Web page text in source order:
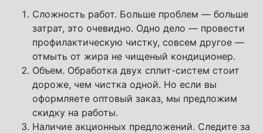
Сложность работ. Больше проблем — больше
затрат, это очевидно. Одно дело — провести
профилактическую чистку, совсем другое —
отмыть от жира не чищеный кондиционер.
Объем. Обработка двух сплит-систем стоит
дороже, чем чистка одной. Но если вы
оформляете оптовый заказ, мы предложим
скидку на работы.
Наличие акционных предложений. Следите за